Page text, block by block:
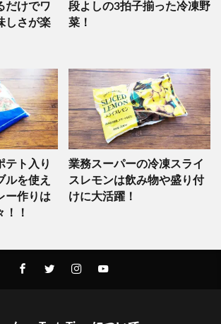
だけでワ
しさが楽
段よしの3拍子揃った冷凍野
菜！
テト入り
ルを使え
ー作りは
！！
業務スーパーの冷凍スライ
スレモンは飲み物や盛り付
けに大活躍！